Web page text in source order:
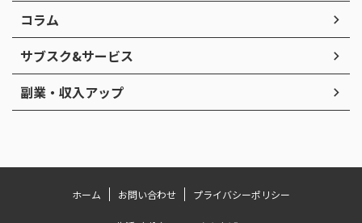
コラム
サブスク&サービス
副業・収入アップ
ホーム お問い合わせ プライバシーポリシー